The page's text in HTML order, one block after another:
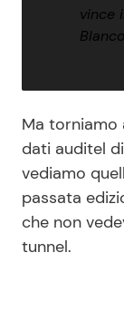
vince
Ma torniamo
dati auditel
vediamo
passata
che non
tunnel.